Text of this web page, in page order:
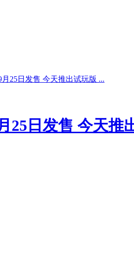
月25日发售 今天推出试玩版 ...
25日发售 今天推